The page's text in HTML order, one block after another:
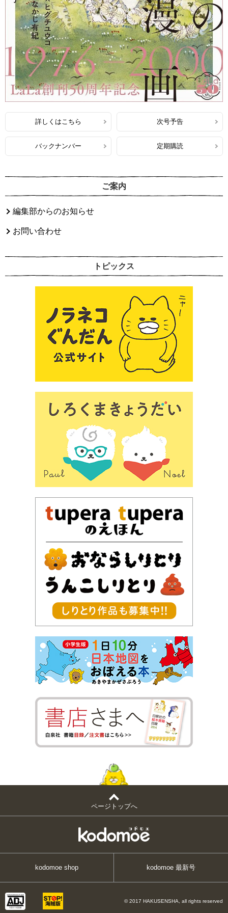
詳しくはこちら 次号予告
バックナンバー 定期購読
ご案内
編集部からのお知らせ
お問い合わせ
トピックス
ページトップへ
kodomoe shop kodomoe 最新号
© 2017 HAKUSENSHA, all rights reserved